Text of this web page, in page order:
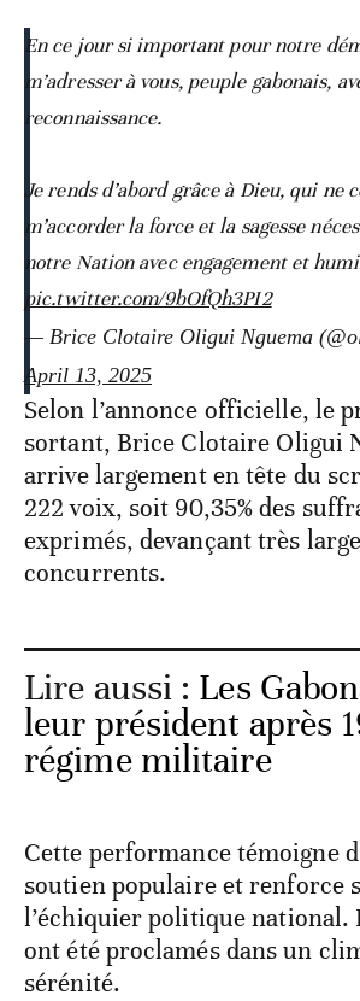
En ce jour si important pour notre
m’adresser à vous, peuple gabonais,
reconnaissance.
Je rends d’abord grâce à Dieu, qui ne
m’accorder la force et la sagesse
notre Nation avec engagement et
pic.twitter.com/9bOfQh3PI2
— Brice Clotaire Oligui Nguema
April 13, 2025
Selon l’annonce officielle, le
sortant, Brice Clotaire Oligui
arrive largement en tête du
222 voix, soit 90,35% des
exprimés, devançant très
concurrents.
Lire aussi : Les
leur président après
régime militaire
Cette performance témoigne
soutien populaire et renforce
l’échiquier politique national.
ont été proclamés dans un
sérénité.